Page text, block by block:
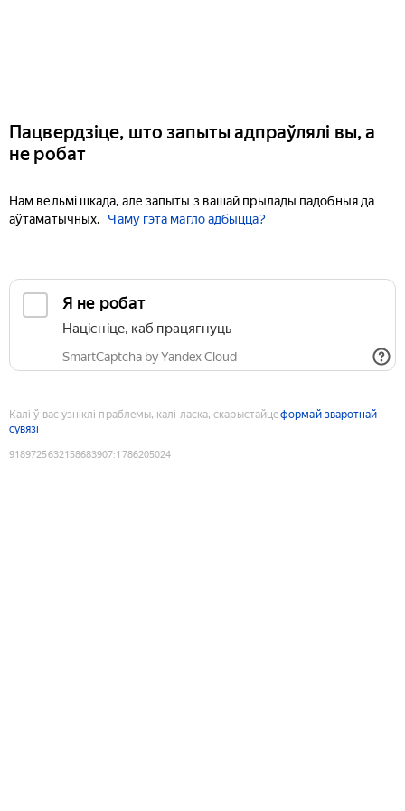
Пацвердзіце, што запыты адпраўлялі вы, а
не робат
Нам вельмі шкада, але запыты з вашай прылады падобныя да
аўтаматычных.
Чаму гэта магло адбыцца?
Я не робат
Націсніце, каб працягнуць
SmartCaptcha by Yandex Cloud
Калі ў вас узніклі праблемы, калі ласка, скарыстайцеформай зваротнай
сувязі
9189725632158683907:1786205024